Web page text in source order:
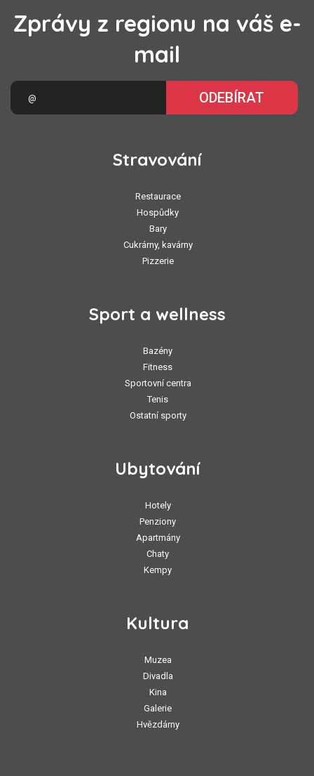
Zprávy z regionu na váš e-
mail
ODEBÍRAT
Stravování
Restaurace
Hospůdky
Bary
Cukrárny, kavárny
Pizzerie
Sport a wellness
Bazény
Fitness
Sportovní centra
Tenis
Ostatní sporty
Ubytování
Hotely
Penziony
Apartmány
Chaty
Kempy
Kultura
Muzea
Divadla
Kina
Galerie
Hvězdárny